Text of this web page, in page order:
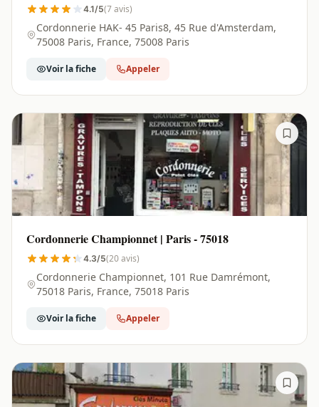
4.1/5(7 avis)
Cordonnerie HAK- 45 Paris8, 45 Rue d'Amsterdam,
75008 Paris, France, 75008 Paris
Voir la fiche Appeler
Cordonnerie Championnet | Paris - 75018
4.3/5(20 avis)
Cordonnerie Championnet, 101 Rue Damrémont,
75018 Paris, France, 75018 Paris
Voir la fiche Appeler